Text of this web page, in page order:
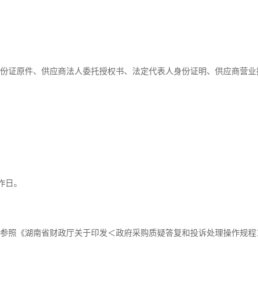
证原件、供应商法人委托授权书、法定代表人身份证明、供应商营
。
照《湖南省财政厅关于印发＜政府采购质疑答复和投诉处理操作规程